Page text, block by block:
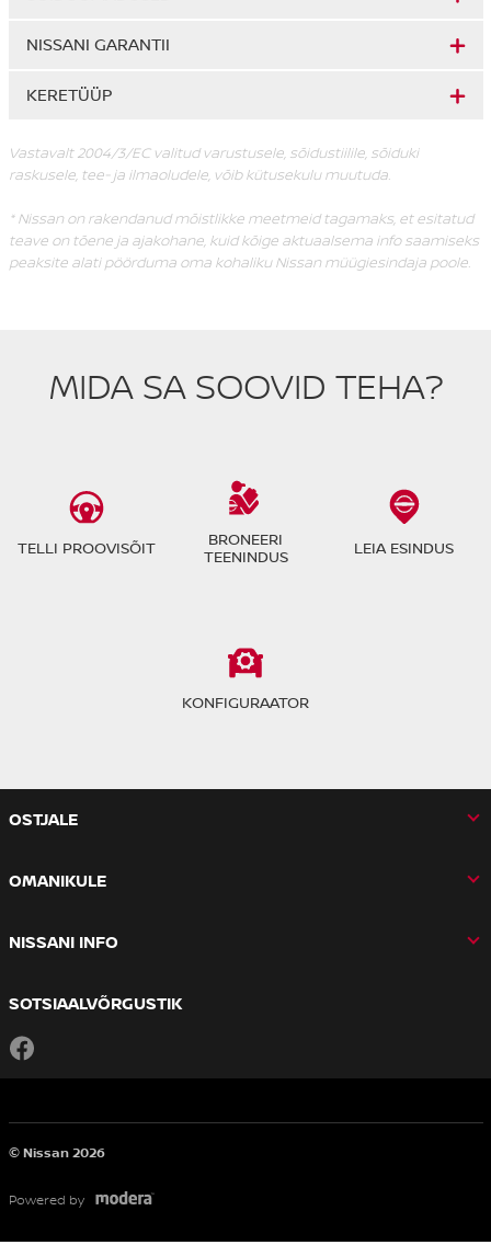
NISSANI GARANTII
KERETÜÜP
Vastavalt 2004/3/EC valitud varustusele, sõidustiilile, sõiduki
raskusele, tee- ja ilmaoludele, võib kütusekulu muutuda.
* Nissan on rakendanud mõistlikke meetmeid tagamaks, et esitatud
teave on tõene ja ajakohane, kuid kõige aktuaalsema info saamiseks
peaksite alati pöörduma oma kohaliku Nissan müügiesindaja poole.
MIDA SA SOOVID TEHA?
TELLI PROOVISÕIT
BRONEERI
TEENINDUS
LEIA ESINDUS
KONFIGURAATOR
OSTJALE
OMANIKULE
NISSANI INFO
SOTSIAALVÕRGUSTIK
© Nissan 2026
Powered by